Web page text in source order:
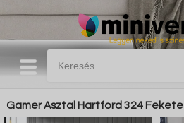
Gamer Asztal Hartford 324 Fekete